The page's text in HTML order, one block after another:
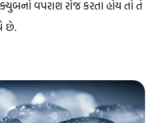
વપરાશ રોજ કરતા હોય તો તે
છે.